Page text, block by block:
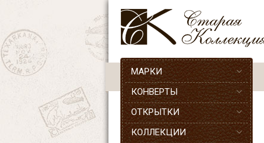
МАРКИ
КОНВЕРТЫ
ОТКРЫТКИ
КОЛЛЕКЦИИ